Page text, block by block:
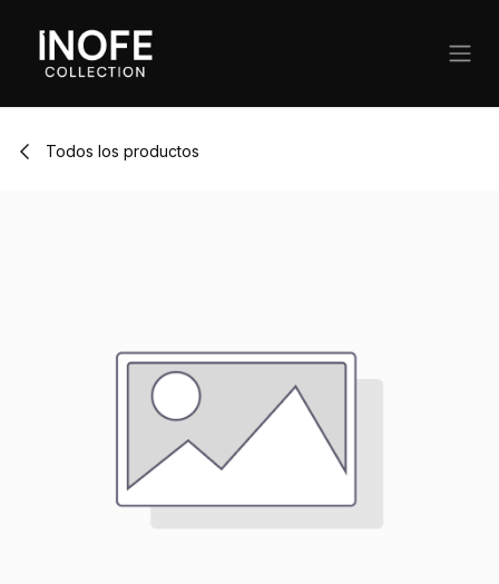
Todos los productos